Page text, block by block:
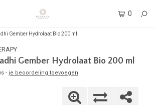
0
Gember Hydrolaat Bio 200 ml
Gember Hydrolaat Bio 200 ml
- je beoordeling toevoegen